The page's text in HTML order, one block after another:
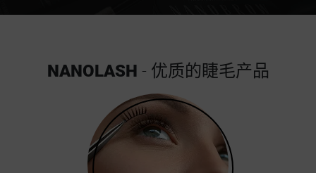
NANOLASH - 优质的睫毛产品